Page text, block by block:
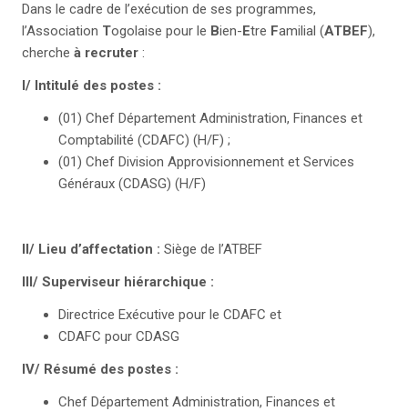
Dans le cadre de l’exécution de ses programmes,
l’Association Togolaise pour le Bien-Etre Familial (ATBEF),
cherche à recruter :
I/ Intitulé des postes :
(01) Chef Département Administration, Finances et
Comptabilité (CDAFC) (H/F) ;
(01) Chef Division Approvisionnement et Services
Généraux (CDASG) (H/F)
II/ Lieu d’affectation : Siège de l’ATBEF
III/ Superviseur hiérarchique :
Directrice Exécutive pour le CDAFC et
CDAFC pour CDASG
IV/ Résumé des postes :
Chef Département Administration, Finances et